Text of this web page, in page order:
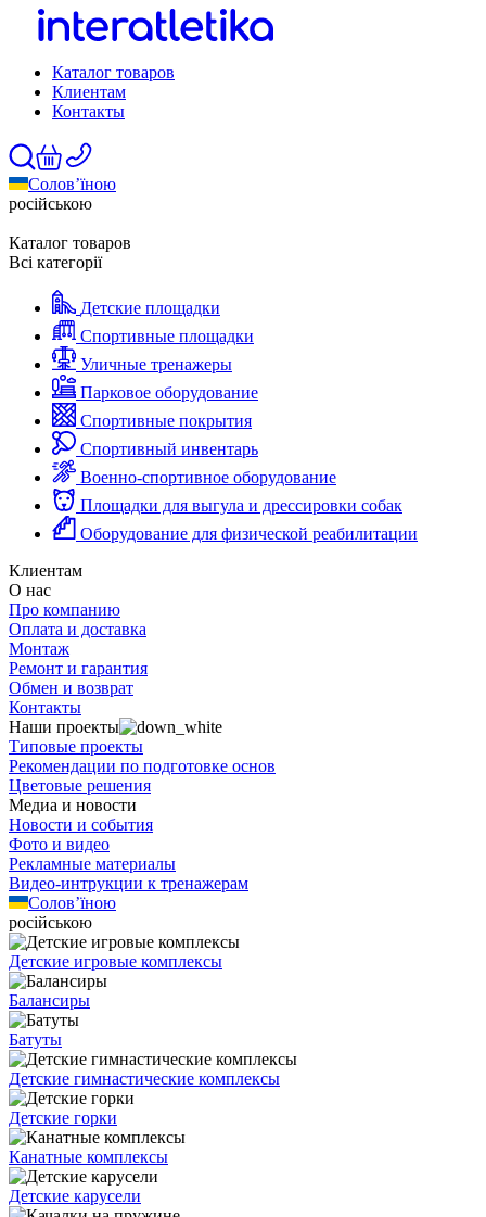
Каталог товаров
Клиентам
Контакты
Солов’їною
російською
Каталог товаров
Всі категорії
Детские площадки
Спортивные площадки
Уличные тренажеры
Парковое оборудование
Спортивные покрытия
Спортивный инвентарь
Военно-спортивное оборудование
Площадки для выгула и дрессировки собак
Оборудование для физической реабилитации
Клиентам
О нас
Про компанию
Оплата и доставка
Монтаж
Ремонт и гарантия
Обмен и возврат
Контакты
Наши проекты
Типовые проекты
Рекомендации по подготовке основ
Цветовые решения
Медиа и новости
Новости и события
Фото и видео
Рекламные материалы
Видео-интрукции к тренажерам
Солов’їною
російською
Детские игровые комплексы
Балансиры
Батуты
Детские гимнастические комплексы
Детские горки
Канатные комплексы
Детские карусели